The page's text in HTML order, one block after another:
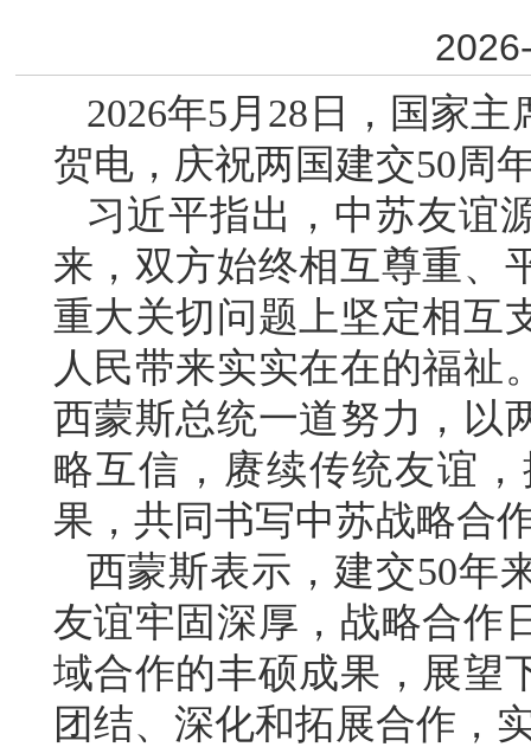
2026年5月28日，国家
贺电，庆祝两国建交50周
习近平指出，中苏友谊
来，双方始终相互尊重、
重大关切问题上坚定相互
人民带来实实在在的福祉
西蒙斯总统一道努力，以
略互信，赓续传统友谊
果，共同书写中苏战略合
西蒙斯表示，建交50年
友谊牢固深厚，战略合作
域合作的丰硕成果，展望
团结、深化和拓展合作，